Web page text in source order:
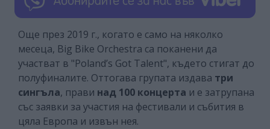
Още през 2019 г., когато е само на няколко
месеца, Big Bike Orchestra са поканени да
участват в "Poland’s Got Talent", където стигат до
полуфиналите. Оттогава групата издава три
сингъла, прави над 100 концерта и е затрупана
със заявки за участия на фестивали и събития в
цяла Европа и извън нея.